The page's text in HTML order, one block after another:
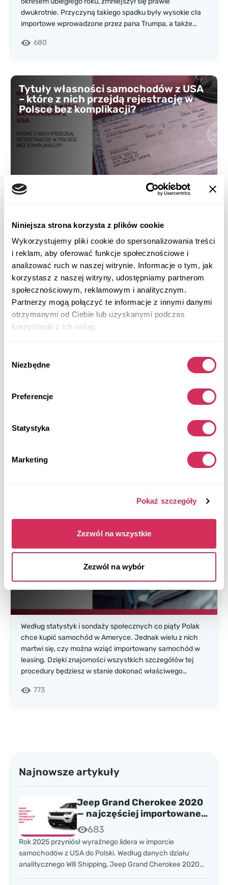
Niniejsza strona korzysta z plików cookie
Wykorzystujemy pliki cookie do spersonalizowania treści
i reklam, aby oferować funkcje społecznościowe i
analizować ruch w naszej witrynie. Informacje o tym, jak
korzystasz z naszej witryny, udostępniamy partnerom
społecznościowym, reklamowym i analitycznym.
Partnerzy mogą połączyć te informacje z innymi danymi
otrzymanymi od Ciebie lub uzyskanymi podczas
korzystania z ich usług.
zgody
Niezbędne
Preferencje
Statystyka
Marketing
Pokaż szczegóły
Zezwól na wszystkie
Zezwól na wybór
dwukrotnie. Przyczyną takiego spadku były wysokie cła
importowe wprowadzone przez pana Trumpa, a także
w Stanach Zjednoczonych. Ale to nie wszystkie
680
Tytuły własności samochodów z USA
– które z nich przejdą rejestrację w
Polsce bez komplikacji?
Transakcja prawna jest uważana za legalną tylko wtedy,
urzędzie celnym oficjalnego potwierdzenia prawa
własności. Są to powszechnie znane rodzaje tytułów
własności, o których teraz porozmawiamy. Tylko dobrze
rozumiejąc każdy z nich, możesz kupić amerykański
samochód bez ryzyka.
948
Jaka różnica między samochodami z
europejskie. Zarówno jedne, jak i drugie mają szereg
zalet. Niemniej jednak warto dowiedzieć się, jakie
trudnościami będą musieli zmierzyć się właściciele tych
samochodów.
Leasing samochodu z USA w Polsce:
korzyści, niuanse, sposoby
Według statystyk i sondaży społecznych co piąty Polak
chce kupić samochód w Ameryce. Jednak wielu z nich
martwi się, czy można wziąć importowany samochód w
leasing. Dzięki znajomości wszystkich szczegółów tej
procedury będziesz w stanie dokonać właściwego
773
Najnowsze artykuły
Jeep Grand Cherokee 2020
— najczęściej importowane
auto z USA do Polski w 2025
roku
683
Rok 2025 przyniósł wyraźnego lidera w imporcie
samochodów z USA do Polski. Według danych działu
analitycznego W8 Shipping, Jeep Grand Cherokee 2020